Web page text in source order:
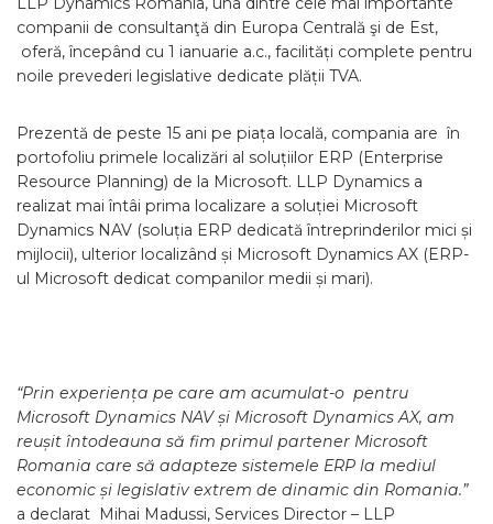
companii de consultanţă din Europa Centrală şi de Est,
oferă, începând cu 1 ianuarie a.c., facilități complete pentru
noile prevederi legislative dedicate plății TVA.
Prezentă de peste 15 ani pe piața locală, compania are în
portofoliu primele localizări al soluțiilor ERP (Enterprise
Resource Planning) de la Microsoft. LLP Dynamics a
realizat mai întâi prima localizare a soluției Microsoft
Dynamics NAV (soluția ERP dedicată întreprinderilor mici și
mijlocii), ulterior localizând și Microsoft Dynamics AX (ERP-
ul Microsoft dedicat companilor medii și mari).
“Prin experiența pe care am acumulat-o pentru
Microsoft Dynamics NAV și Microsoft Dynamics AX, am
reușit întodeauna să fim primul partener Microsoft
Romania care să adapteze sistemele ERP la mediul
economic și legislativ extrem de dinamic din Romania.”
a declarat Mihai Madussi, Services Director – LLP